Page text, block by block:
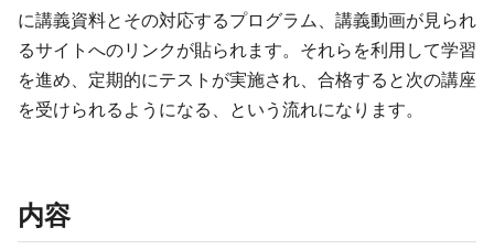
に講義資料とその対応するプログラム、講義動画が見られ
るサイトへのリンクが貼られます。それらを利用して学習
を進め、定期的にテストが実施され、合格すると次の講座
を受けられるようになる、という流れになります。
内容